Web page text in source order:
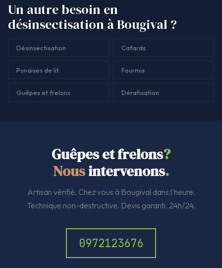
Un autre besoin en
désinsectisation à Bougival ?
Désinsectisation Cafards
Punaises de lit Fourmis
Guêpes et frelons Dératisation
Guêpes et frelons?
Nousintervenons.
Artisan vérifié. Chez vous à Bougival dans l'heure.
Technique non-destructive. Devis garanti. 24h/24.
0972123676